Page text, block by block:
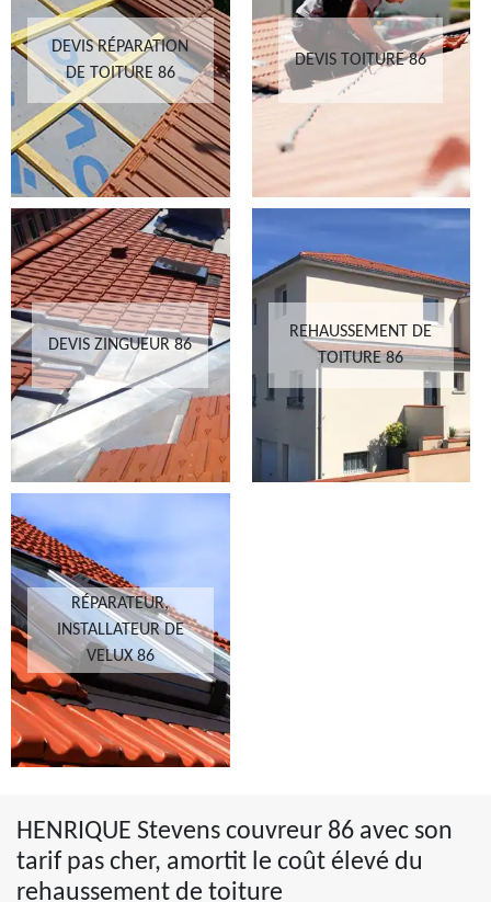
DEVIS RÉPARATION
DE TOITURE 86
DEVIS TOITURE 86
DEVIS ZINGUEUR 86
REHAUSSEMENT DE
TOITURE 86
RÉPARATEUR,
INSTALLATEUR DE
VELUX 86
HENRIQUE Stevens couvreur 86 avec son
tarif pas cher, amortit le coût élevé du
rehaussement de toiture